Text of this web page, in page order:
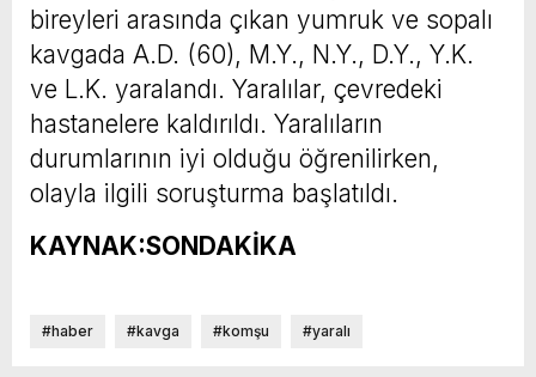
bireyleri arasında çıkan yumruk ve sopalı
kavgada A.D. (60), M.Y., N.Y., D.Y., Y.K.
ve L.K. yaralandı. Yaralılar, çevredeki
hastanelere kaldırıldı. Yaralıların
durumlarının iyi olduğu öğrenilirken,
olayla ilgili soruşturma başlatıldı.
KAYNAK:SONDAKİKA
#haber #kavga #komşu #yaralı